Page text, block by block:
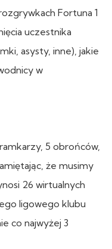
Fortuna 1
uczestnika
asysty, inne), jakie
w
5 obrońców,
że musimy
26 wirtualnych
ligowego klubu
co najwyżej 3